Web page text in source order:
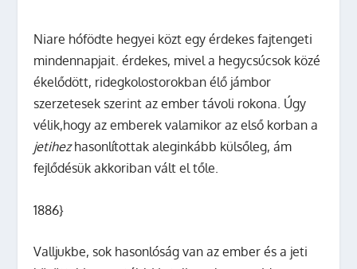
Niare hófödte hegyei közt egy érdekes fajtengeti
mindennapjait. érdekes, mivel a hegycsúcsok közé
ékelődött, ridegkolostorokban élő jámbor
szerzetesek szerint az ember távoli rokona. Úgy
vélik,hogy az emberek valamikor az első korban a
jetihezhasonlítottak aleginkább külsőleg, ám
fejlődésük akkoriban vált el tőle.
1886}
Valljukbe, sok hasonlóság van az ember és a jeti